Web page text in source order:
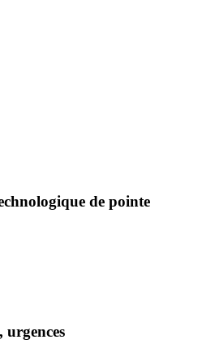
de pointe